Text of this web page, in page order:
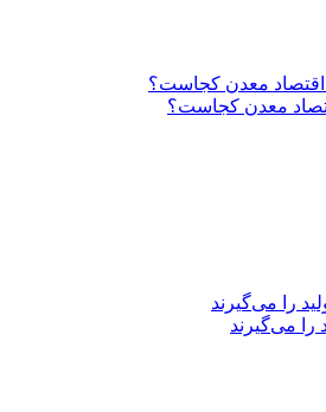
معدن کجاست؟
را می‌گیرند